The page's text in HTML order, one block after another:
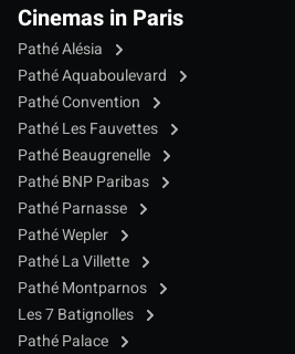
Cinemas in Paris
Pathé Alésia
Pathé Aquaboulevard
Pathé Convention
Pathé Les Fauvettes
Pathé Beaugrenelle
Pathé BNP Paribas
Pathé Parnasse
Pathé Wepler
Pathé La Villette
Pathé Montparnos
Les 7 Batignolles
Pathé Palace